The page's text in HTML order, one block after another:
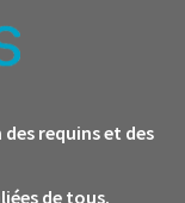
requins et des
de tous.